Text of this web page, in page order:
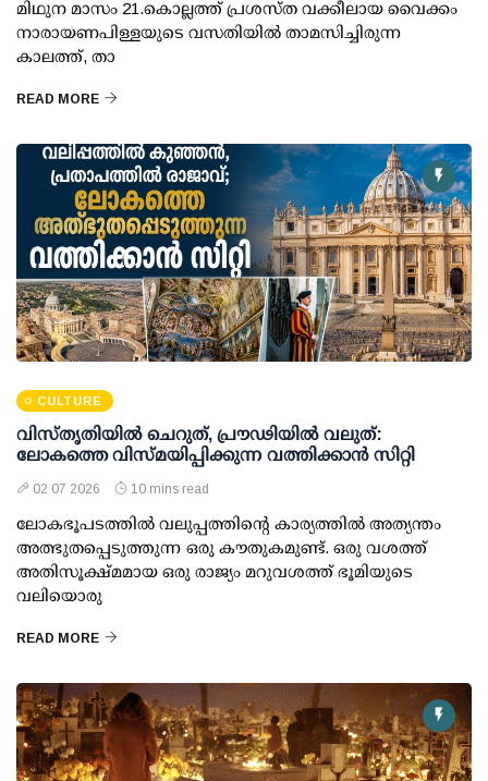
മിഥുന മാസം 21.കൊല്ലത്ത് പ്രശസ്ത വക്കീലായ വൈക്കം
നാരായണപിള്ളയുടെ വസതിയില്‍ താമസിച്ചിരുന്ന
കാലത്ത്, താ
READ MORE
CULTURE
വിസ്തൃതിയിൽ ചെറുത്, പ്രൗഢിയിൽ വലുത്:
ലോകത്തെ വിസ്മയിപ്പിക്കുന്ന വത്തിക്കാൻ സിറ്റി
02 07 2026 10 mins read
ലോകഭൂപടത്തിൽ വലുപ്പത്തിന്റെ കാര്യത്തിൽ അത്യന്തം
അത്ഭുതപ്പെടുത്തുന്ന ഒരു കൗതുകമുണ്ട്. ഒരു വശത്ത്
അതിസൂക്ഷ്മമായ ഒരു രാജ്യം മറുവശത്ത് ഭൂമിയുടെ
വലിയൊരു
READ MORE